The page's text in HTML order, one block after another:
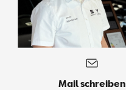
Mail schreiben